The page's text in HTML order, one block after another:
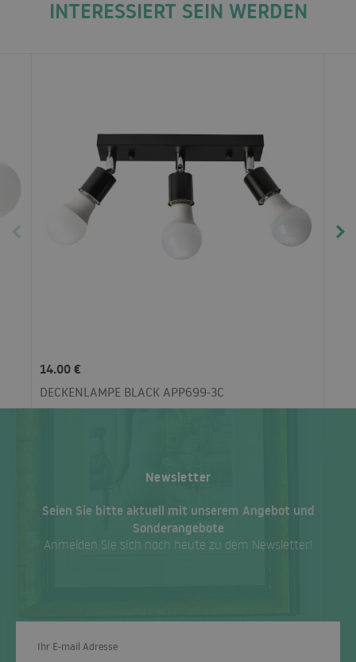
INTERESSIERT SEIN WERDEN
14.00 €
DECKENLAMPE BLACK APP699-3C
Newsletter
Seien Sie bitte aktuell mit unserem Angebot und
Sonderangebote
Anmelden Sie sich noch heute zu dem Newsletter!